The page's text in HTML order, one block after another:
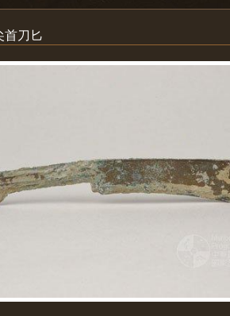
首刀匕